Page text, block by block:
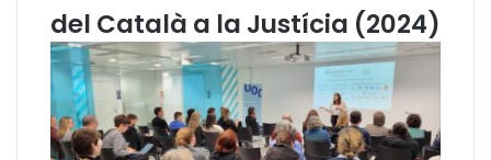
e
C
a
l
del Català a la Justícia (2024)